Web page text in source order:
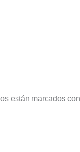
están marcados con